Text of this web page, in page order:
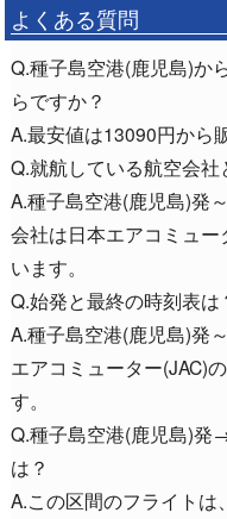
よくある質問
Q.種子島空港(鹿児島)か
らですか？
A.最安値は13090円から
Q.就航している航空会社
A.種子島空港(鹿児島)発
会社は日本エアコミュー
います。
Q.始発と最終の時刻表は
A.種子島空港(鹿児島)発
エアコミューター(JAC)
す。
Q.種子島空港(鹿児島)発
は？
A.この区間のフライト